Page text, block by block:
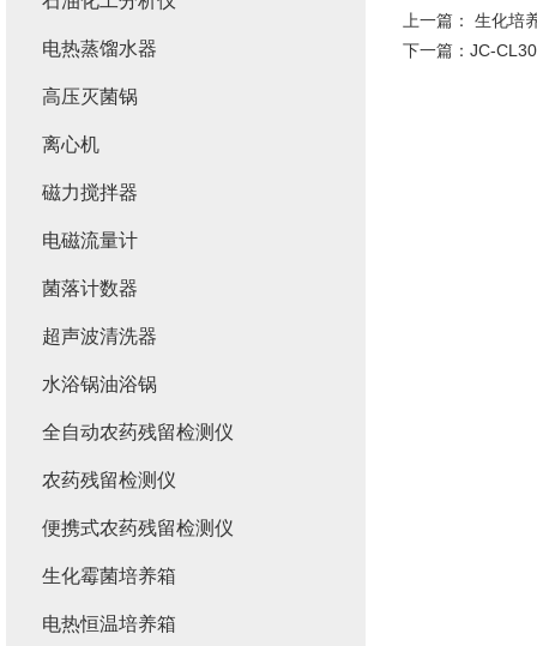
上一篇： 生化培
下一篇： JC-
电热蒸馏水器
高压灭菌锅
离心机
磁力搅拌器
电磁流量计
菌落计数器
超声波清洗器
水浴锅油浴锅
全自动农药残留检测仪
农药残留检测仪
便携式农药残留检测仪
生化霉菌培养箱
电热恒温培养箱